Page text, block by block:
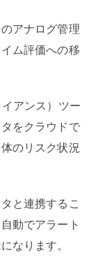
アナログ管理
ム評価への移
アンス）ツー
をクラウドで
のリスク状況
と連携するこ
動でアラート
なります。